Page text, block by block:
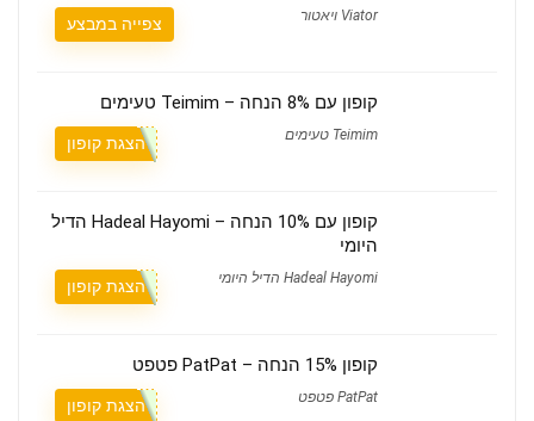
Viator ויאטור צפייה במבצע
קופון עם 8% הנחה – Teimim טעימים
Teimim טעימים הצגת קופון
קופון עם 10% הנחה – Hadeal Hayomi הדיל
היומי
Hadeal Hayomi הדיל היומי הצגת קופון
קופון 15% הנחה – PatPat פטפט
PatPat פטפט הצגת קופון